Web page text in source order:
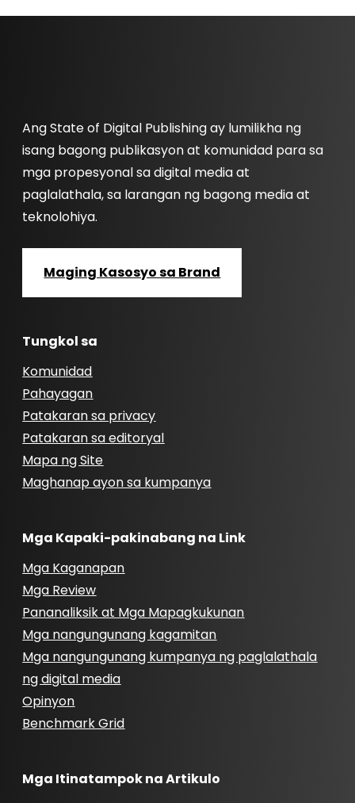
Ang State of Digital Publishing ay lumilikha ng
isang bagong publikasyon at komunidad para sa
mga propesyonal sa digital media at
paglalathala, sa larangan ng bagong media at
teknolohiya.
Maging Kasosyo sa Brand
Tungkol sa
Komunidad
Pahayagan
Patakaran sa privacy
Patakaran sa editoryal
Mapa ng Site
Maghanap ayon sa kumpanya
Mga Kapaki-pakinabang na Link
Mga Kaganapan
Mga Review
Pananaliksik at Mga Mapagkukunan
Mga nangungunang kagamitan
Mga nangungunang kumpanya ng paglalathala
ng digital media
Opinyon
Benchmark Grid
Mga Itinatampok na Artikulo